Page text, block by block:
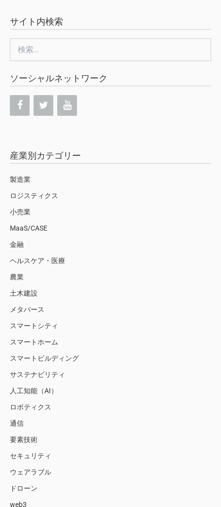
サイト内検索
索:
ソーシャルネットワーク
産業別カテゴリー
製造業
ロジスティクス
小売業
MaaS/CASE
金融
ヘルスケア・医療
農業
土木建設
メタバース
スマートシティ
スマートホーム
スマートビルディング
サステナビリティ
人工知能（AI）
ロボティクス
通信
要素技術
セキュリティ
ウェアラブル
ドローン
web3